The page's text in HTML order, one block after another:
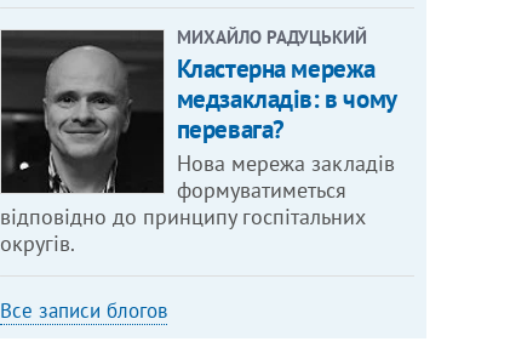
МИХАЙЛО РАДУЦЬКИЙ
Кластерна мережа
медзакладів: в чому
перевага?
Нова мережа закладів
формуватиметься
відповідно до принципу госпітальних
округів.
Все записи блогов